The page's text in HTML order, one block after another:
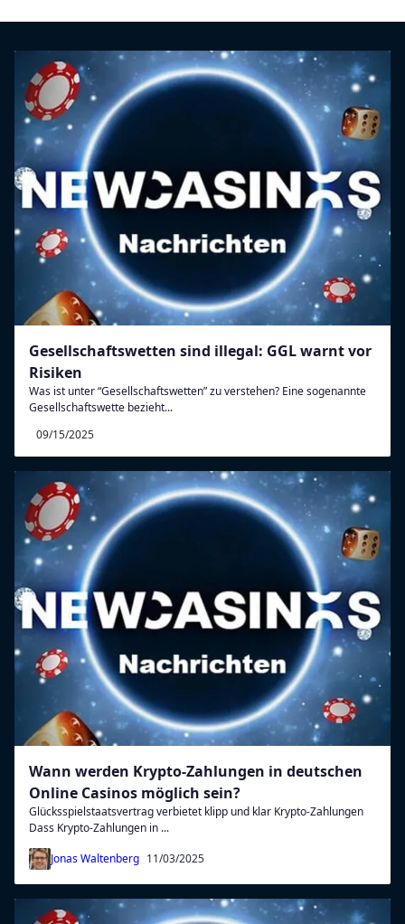
Gesellschaftswetten sind illegal: GGL warnt vor
Risiken
Was ist unter “Gesellschaftswetten” zu verstehen? Eine sogenannte
Gesellschaftswette bezieht...
09/15/2025
Wann werden Krypto-Zahlungen in deutschen
Online Casinos möglich sein?
Glücksspielstaatsvertrag verbietet klipp und klar Krypto-Zahlungen
Dass Krypto-Zahlungen in ...
Jonas Waltenberg 11/03/2025